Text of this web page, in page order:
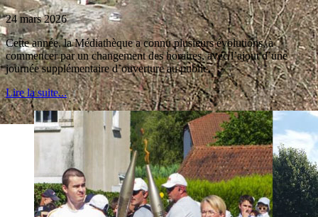
24 mars 2026
Cette année, la Médiathèque a connu plusieurs évolutions, à
commencer par un changement des horaires, avec l’ajout d’une
journée supplémentaire d’ouverture au public.
Lire la suite...